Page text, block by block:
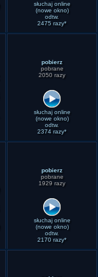
słuchaj online
(nowe okno)
odtw.
2475 razy*
pobierz
pobrane
2050 razy
słuchaj online
(nowe okno)
odtw.
2374 razy*
pobierz
pobrane
1929 razy
słuchaj online
(nowe okno)
odtw.
2170 razy*